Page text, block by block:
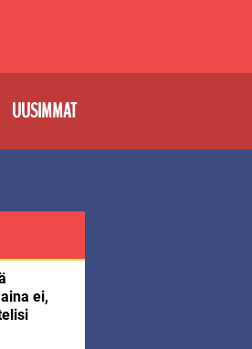
UUSIMMAT
ei,